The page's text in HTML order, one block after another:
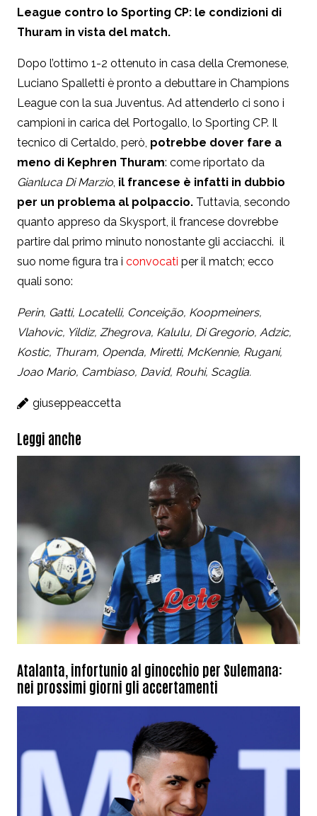
League contro lo Sporting CP: le condizioni di
Thuram in vista del match.
Dopo l’ottimo 1-2 ottenuto in casa della Cremonese,
Luciano Spalletti è pronto a debuttare in Champions
League con la sua Juventus. Ad attenderlo ci sono i
campioni in carica del Portogallo, lo Sporting CP. Il
tecnico di Certaldo, però, potrebbe dover fare a
meno di Kephren Thuram: come riportato da
Gianluca Di Marzio, il francese è infatti in dubbio
per un problema al polpaccio. Tuttavia, secondo
quanto appreso da Skysport, il francese dovrebbe
partire dal primo minuto nonostante gli acciacchi. il
suo nome figura tra i convocati per il match; ecco
quali sono:
Perin, Gatti, Locatelli, Conceição, Koopmeiners,
Vlahovic, Yildiz, Zhegrova, Kalulu, Di Gregorio, Adzic,
Kostic, Thuram, Openda, Miretti, McKennie, Rugani,
Joao Mario, Cambiaso, David, Rouhi, Scaglia.
giuseppeaccetta
Leggi anche
Atalanta, infortunio al ginocchio per Sulemana:
nei prossimi giorni gli accertamenti